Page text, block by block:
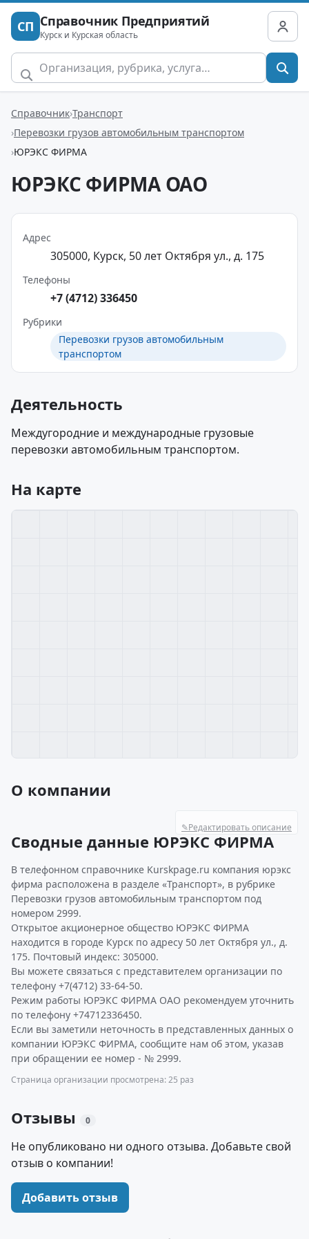
СП Справочник Предприятий
Курск и Курская область
Справочник Транспорт
Перевозки грузов автомобильным транспортом
ЮРЭКС ФИРМА
ЮРЭКС ФИРМА ОАО
Адрес
305000, Курск, 50 лет Октября ул., д. 175
Телефоны
+7 (4712) 336450
Рубрики
Перевозки грузов автомобильным
транспортом
Деятельность
Междугородние и международные грузовые
перевозки автомобильным транспортом.
На карте
О компании
✎Редактировать описание
Сводные данные ЮРЭКС ФИРМА
В телефонном справочнике Kurskpage.ru компания юрэкс
фирма расположена в разделе «Транспорт», в рубрике
Перевозки грузов автомобильным транспортом под
номером 2999.
Открытое акционерное общество ЮРЭКС ФИРМА
находится в городе Курск по адресу 50 лет Октября ул., д.
175. Почтовый индекс: 305000.
Вы можете связаться с представителем организации по
телефону +7(4712) 33-64-50.
Режим работы ЮРЭКС ФИРМА ОАО рекомендуем уточнить
по телефону +74712336450.
Если вы заметили неточность в представленных данных о
компании ЮРЭКС ФИРМА, сообщите нам об этом, указав
при обращении ее номер - № 2999.
Страница организации просмотрена: 25 раз
Отзывы 0
Не опубликовано ни одного отзыва. Добавьте свой
отзыв о компании!
Добавить отзыв